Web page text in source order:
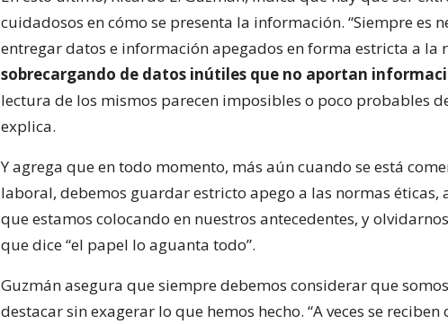
cuidadosos en cómo se presenta la información. “Siempre es
entregar datos e información apegados en forma estricta a la
sobrecargando de datos inútiles que no aportan
lectura de los mismos parecen imposibles o poco probables
explica.
Y agrega que en todo momento, más aún cuando se está
laboral, debemos guardar estricto apego a las normas éticas,
que estamos colocando en nuestros antecedentes, y
que dice “el papel lo aguanta todo”.
Guzmán asegura que siempre debemos considerar que
destacar sin exagerar lo que hemos hecho. “A veces se